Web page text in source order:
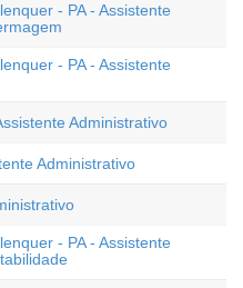
- PA - Assistente
- PA - Assistente
Administrativo
Administrativo
- PA - Assistente